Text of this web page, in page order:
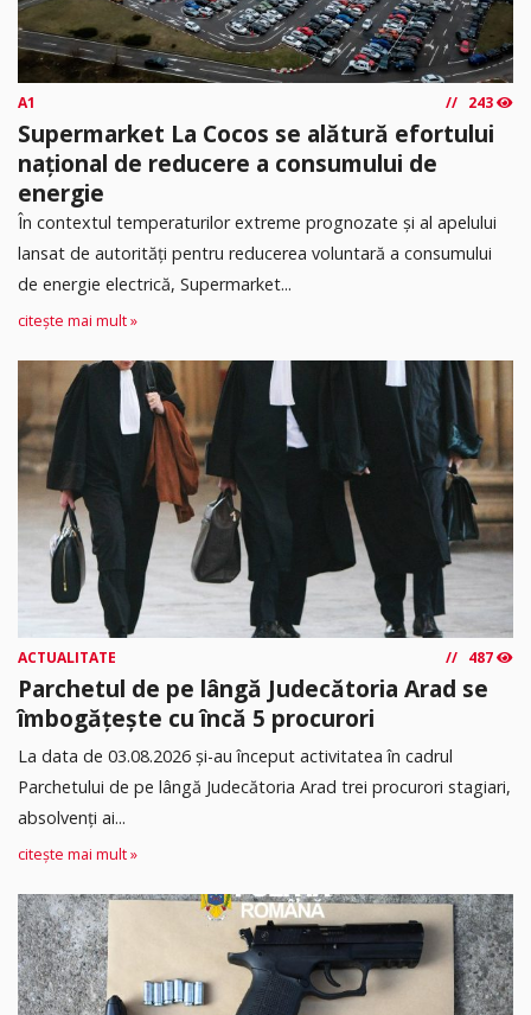
A1 243
Supermarket La Cocos se alătură efortului
național de reducere a consumului de
energie
În contextul temperaturilor extreme prognozate și al apelului
lansat de autorități pentru reducerea voluntară a consumului
de energie electrică, Supermarket...
citește mai mult »
ACTUALITATE 487
Parchetul de pe lângă Judecătoria Arad se
îmbogățește cu încă 5 procurori
La data de 03.08.2026 şi-au început activitatea în cadrul
Parchetului de pe lângă Judecătoria Arad trei procurori stagiari,
absolvenţi ai...
citește mai mult »